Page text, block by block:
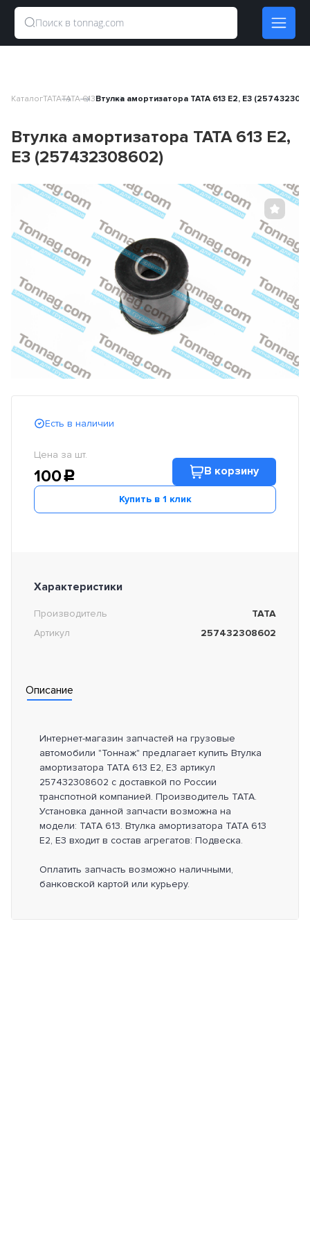
КаталогTATATATA 613Втулка амортизатора TATA 613 E2, E3
Втулка амортизатора TATA 613 E2,
E3 (257432308602)
Есть в наличии
Цена за шт.
100c В корзину
Купить в 1 клик
Характеристики
Производитель
TATA
Артикул
257432308602
Описание
Интернет-магазин запчастей на грузовые
автомобили "Тоннаж" предлагает купить Втулка
амортизатора TATA 613 E2, E3 артикул
257432308602 с доставкой по России
транспотной компанией. Производитель TATA.
Установка данной запчасти возможна на
модели: TATA 613. Втулка амортизатора TATA 613
E2, E3 входит в состав агрегатов: Подвеска.
Оплатить запчасть возможно наличными,
банковской картой или курьеру.